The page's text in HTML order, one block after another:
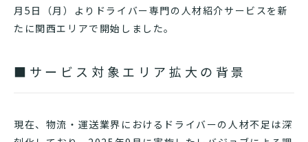
月5日（月）よりドライバー専門の人材紹介サービスを新
たに関西エリアで開始しました。
■サービス対象エリア拡大の背景
現在、物流・運送業界におけるドライバーの人材不足は深